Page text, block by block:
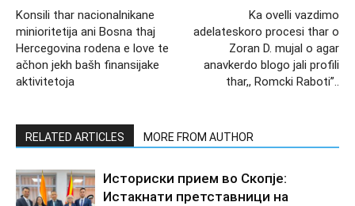
Konsili thar nacionalnikane
minioritetija ani Bosna thaj
Hercegovina rodena e love te
ačhon jekh bašh finansijake
aktivitetoja
Ka ovelli vazdimo
adelateskoro procesi thar o
Zoran D. mujal o agar
anavkerdo blogo jali profili
thar,, Romcki Raboti”..
RELATED ARTICLES MORE FROM AUTHOR
Историски прием во Скопје:
Истакнати претставници на